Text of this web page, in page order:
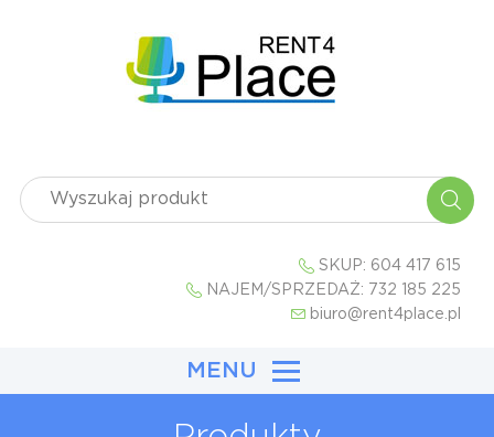
SKUP: 604 417 615
NAJEM/SPRZEDAŻ: 732 185 225
biuro@rent4place.pl
MENU